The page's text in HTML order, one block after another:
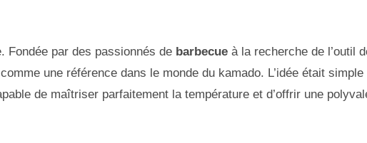
Fondée par des passionnés de barbecue à la recherche de l’outil
une référence dans le monde du kamado. L’idée était
de maîtriser parfaitement la température et d’offrir une